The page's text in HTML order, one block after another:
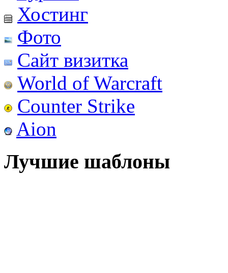
Хостинг
Фото
Сайт визитка
World of Warcraft
Counter Strike
Aion
Лучшие шаблоны